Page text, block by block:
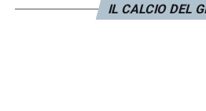
IL CALCIO DEL